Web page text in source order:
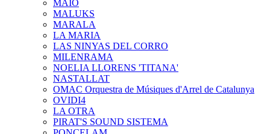
MAIO
MALUKS
MARALA
LA MARIA
LAS NINYAS DEL CORRO
MILENRAMA
NOELIA LLORENS 'TITANA'
NASTALLAT
OMAC Orquestra de Músiques d'Arrel de Catalunya
OVIDI4
LA OTRA
PIRAT'S SOUND SISTEMA